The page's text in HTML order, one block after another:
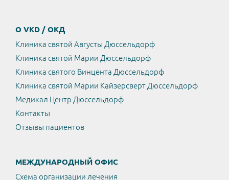
О VKD / ОКД
Клиника святой Августы Дюссельдорф
Клиника святой Марии Дюссельдорф
Клиника святого Винцента Дюссельдорф
Клиника святой Марии Кайзерсверт Дюссельдорф
Медикал Центр Дюссельдорф
Контакты
Отзывы пациентов
МЕЖДУНАРОДНЫЙ ОФИС
Схема организации лечения